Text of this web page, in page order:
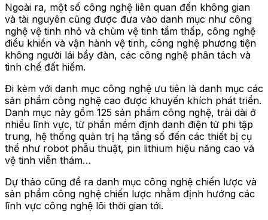
Ngoài ra, một số công nghệ liên quan đến không gian
và tài nguyên cũng được đưa vào danh mục như công
nghệ vệ tinh nhỏ và chùm vệ tinh tầm thấp, công nghệ
điều khiển và vận hành vệ tinh, công nghệ phương tiện
không người lái bầy đàn, các công nghệ phân tách và
tinh chế đất hiếm.
Đi kèm với danh mục công nghệ ưu tiên là danh mục các
sản phẩm công nghệ cao được khuyến khích phát triển.
Danh mục này gồm 125 sản phẩm công nghệ, trải dài ở
nhiều lĩnh vực, từ phần mềm định danh điện tử phi tập
trung, hệ thống quản trị hạ tầng số đến các thiết bị cụ
thể như robot phẫu thuật, pin lithium hiệu năng cao và
vệ tinh viễn thám…
Dự thảo cũng đề ra danh mục công nghệ chiến lược và
sản phẩm công nghệ chiến lược nhằm định hướng các
lĩnh vực công nghệ lõi thời gian tới.